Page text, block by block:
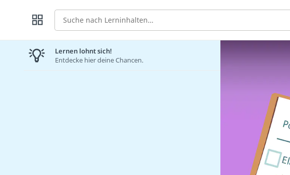
Suche
Lernen lohnt sich!
Entdecke hier deine Chancen.